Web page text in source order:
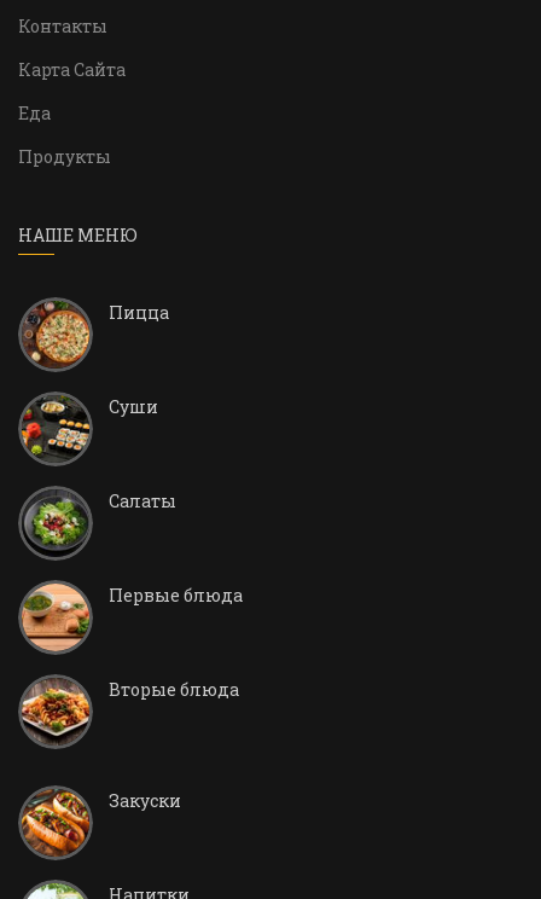
Контакты
Карта Сайта
Еда
Продукты
НАШЕ МЕНЮ
Пицца
Суши
Салаты
Первые блюда
Вторые блюда
Закуски